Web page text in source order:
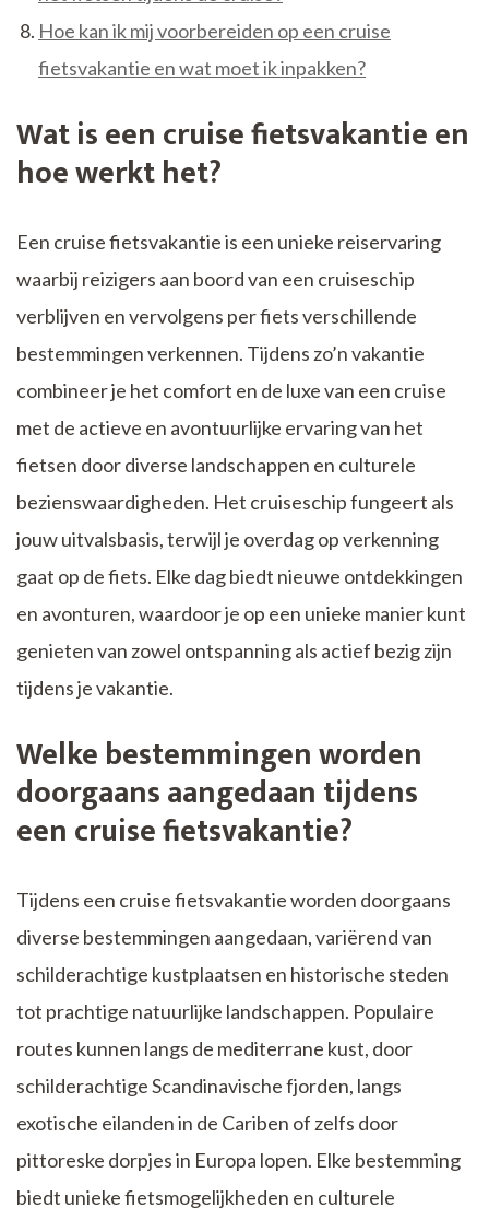
Hoe kan ik mij voorbereiden op een cruise
fietsvakantie en wat moet ik inpakken?
Wat is een cruise fietsvakantie en
hoe werkt het?
Een cruise fietsvakantie is een unieke reiservaring
waarbij reizigers aan boord van een cruiseschip
verblijven en vervolgens per fiets verschillende
bestemmingen verkennen. Tijdens zo’n vakantie
combineer je het comfort en de luxe van een cruise
met de actieve en avontuurlijke ervaring van het
fietsen door diverse landschappen en culturele
bezienswaardigheden. Het cruiseschip fungeert als
jouw uitvalsbasis, terwijl je overdag op verkenning
gaat op de fiets. Elke dag biedt nieuwe ontdekkingen
en avonturen, waardoor je op een unieke manier kunt
genieten van zowel ontspanning als actief bezig zijn
tijdens je vakantie.
Welke bestemmingen worden
doorgaans aangedaan tijdens
een cruise fietsvakantie?
Tijdens een cruise fietsvakantie worden doorgaans
diverse bestemmingen aangedaan, variërend van
schilderachtige kustplaatsen en historische steden
tot prachtige natuurlijke landschappen. Populaire
routes kunnen langs de mediterrane kust, door
schilderachtige Scandinavische fjorden, langs
exotische eilanden in de Cariben of zelfs door
pittoreske dorpjes in Europa lopen. Elke bestemming
biedt unieke fietsmogelijkheden en culturele